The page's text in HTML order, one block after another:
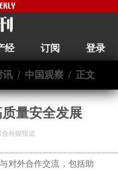
经 订阅 登录
讯/ 中国观察/ 正文
量安全发展
合外媒报道
对外合作交流，包括助